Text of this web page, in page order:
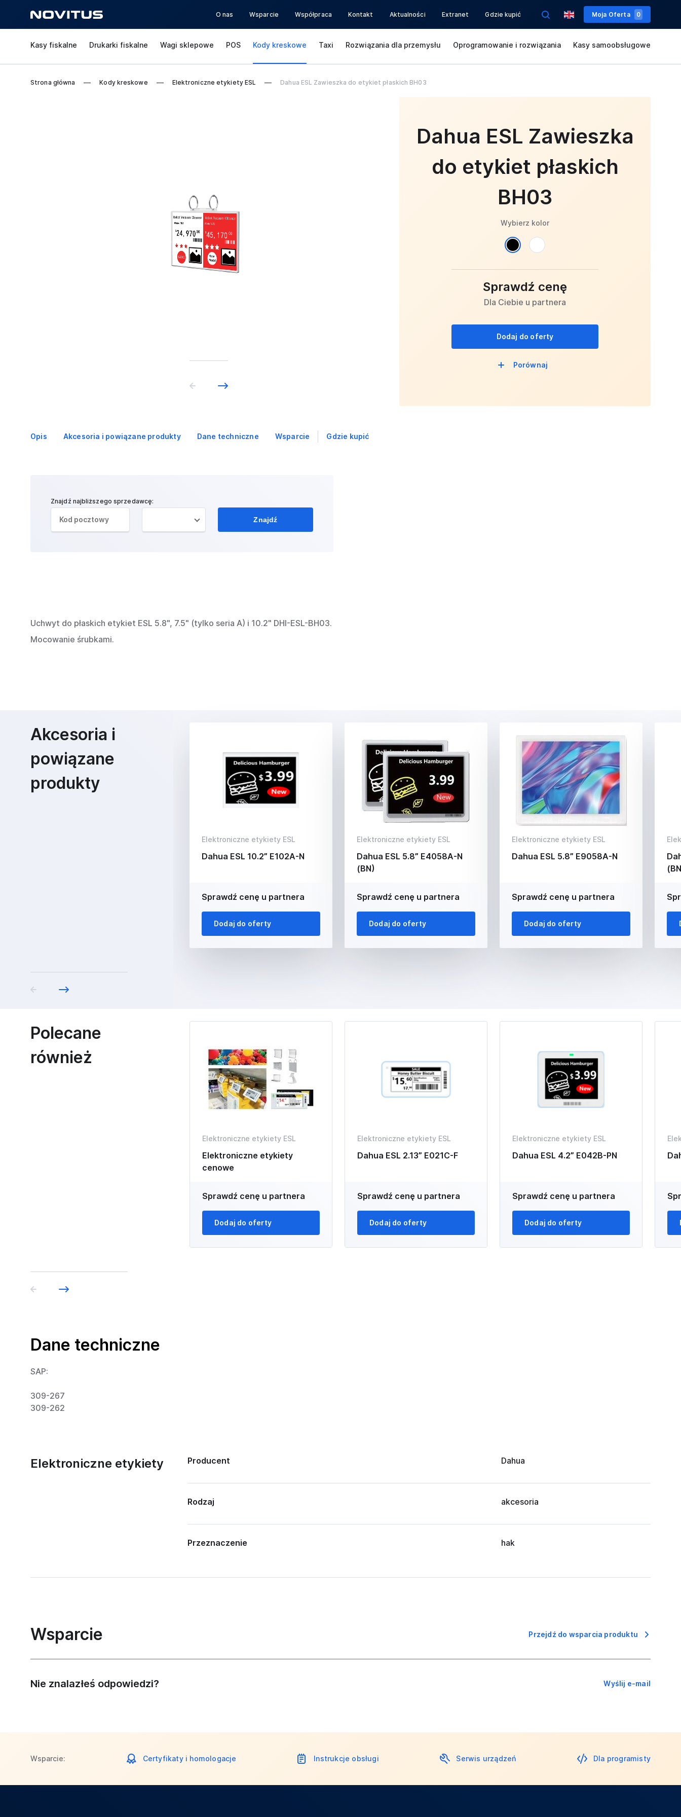
O nas Wsparcie Współpraca Kontakt Aktualności Extranet Gdzie kupić Moja Oferta 0
Kasy fiskalne Drukarki fiskalne Wagi sklepowe POS Kody kreskowe Taxi Rozwiązania dla przemysłu Oprogramowanie i rozwiązania Kasy samoobsługowe
Strona główna Kody kreskowe Elektroniczne etykiety ESL Dahua ESL Zawieszka do etykiet płaskich BH03
Dahua ESL Zawieszka
do etykiet płaskich
BH03
Wybierz kolor
Sprawdź cenę
Dla Ciebie u partnera
Dodaj do oferty
Porównaj
Opis Akcesoria i powiązane produkty Dane techniczne Wsparcie Gdzie kupić
Znajdź najbliższego sprzedawcę:
Znajdź
Uchwyt do płaskich etykiet ESL 5.8", 7.5" (tylko seria A) i 10.2" DHI-ESL-BH03.
Mocowanie śrubkami.
Akcesoria i
powiązane
produkty
Elektroniczne etykiety ESL
Dahua ESL 10.2” E102A-N
Sprawdź cenę u partnera
Dodaj do oferty
Elektroniczne etykiety ESL
Dahua ESL 5.8” E4058A-N
(BN)
Sprawdź cenę u partnera
Dodaj do oferty
Elektroniczne etykiety ESL
Dahua ESL 5.8” E9058A-N
Sprawdź cenę u partnera
Dodaj do oferty
Polecane
również
Elektroniczne etykiety ESL
Elektroniczne etykiety
cenowe
Sprawdź cenę u partnera
Dodaj do oferty
Elektroniczne etykiety ESL
Dahua ESL 2.13” E021C-F
Sprawdź cenę u partnera
Dodaj do oferty
Elektroniczne etykiety ESL
Dahua ESL 4.2” E042B-PN
Sprawdź cenę u partnera
Dodaj do oferty
Dane techniczne
SAP:
309-267
309-262
Elektroniczne etykiety Producent Dahua
Rodzaj akcesoria
Przeznaczenie hak
Wsparcie Przejdź do wsparcia produktu
Nie znalazłeś odpowiedzi? Wyślij e-mail
Wsparcie: Certyfikaty i homologacje Instrukcje obsługi Serwis urządzeń Dla programisty